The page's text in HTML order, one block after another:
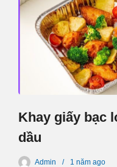
Khay giấy bạc
dầu
Admin 1 năm ago